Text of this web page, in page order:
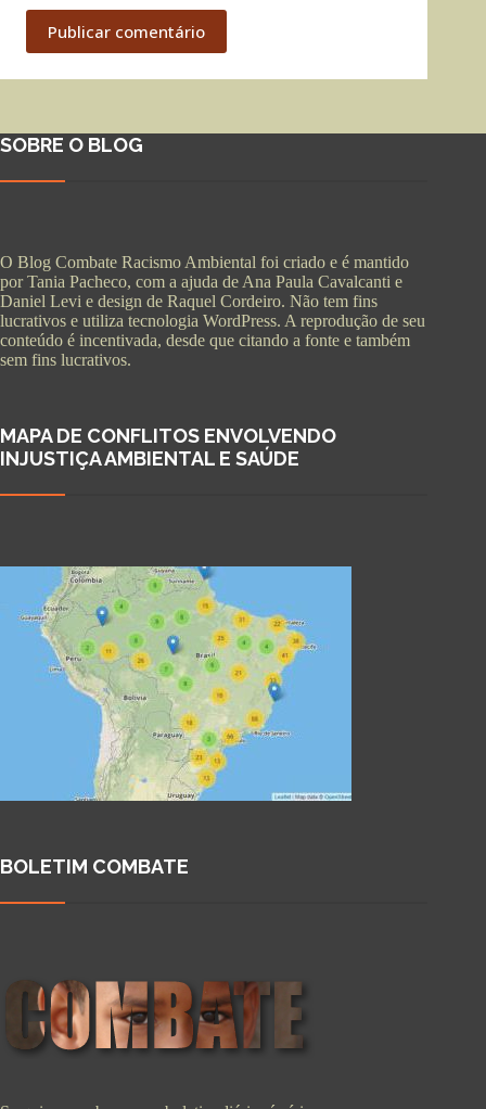
Publicar comentário
SOBRE O BLOG
O Blog Combate Racismo Ambiental foi criado e é mantido
por Tania Pacheco, com a ajuda de Ana Paula Cavalcanti e
Daniel Levi e design de Raquel Cordeiro. Não tem fins
lucrativos e utiliza tecnologia WordPress. A reprodução de seu
conteúdo é incentivada, desde que citando a fonte e também
sem fins lucrativos.
MAPA DE CONFLITOS ENVOLVENDO
INJUSTIÇA AMBIENTAL E SAÚDE
BOLETIM COMBATE